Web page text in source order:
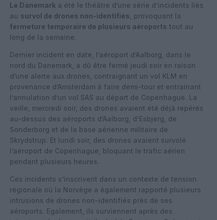
Le Danemark a été le théâtre d’une série d’incidents liés
au survol de drones non-identifiés , provoquant la
fermeture temporaire de plusieurs aéroports tout au
long de la semaine.
Dernier incident en date, l’aéroport d’Aalborg, dans le
nord du Danemark, a dû être fermé jeudi soir en raison
d’une alerte aux drones, contraignant un vol KLM en
provenance d’Amsterdam à faire demi-tour et entrainant
l’annulation d’un vol SAS au départ de Copenhague. La
veille, mercredi soir, des drones avaient été déjà repérés
au-dessus des aéroports d’Aalborg, d’Esbjerg, de
Sonderborg et de la base aérienne militaire de
Skrydstrup. Et lundi soir, des drones avaient survolé
l’aéroport de Copenhague, bloquant le trafic aérien
pendant plusieurs heures.
Ces incidents s’inscrivent dans un contexte de tension
régionale où la Norvège a également rapporté plusieurs
intrusions de drones non-identifiés près de ses
aéroports. Egalement, ils surviennent après des